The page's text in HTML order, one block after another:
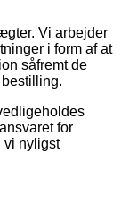
Vi arbejder
i form af at
såfremt de
for
vi nyligst